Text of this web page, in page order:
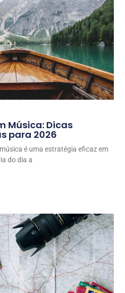
Música: Dicas
para 2026
é uma estratégia eficaz em
do dia a